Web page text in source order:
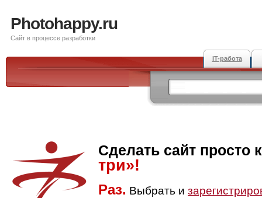
Photohappy.ru
Сайт в процессе разработки
IT-работа
Сделать сайт просто
три»!
Раз. Выбрать и